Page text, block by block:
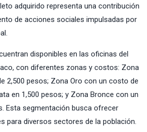
adquirido representa una contribución
de acciones sociales impulsadas por
disponibles en las oficinas del
con diferentes zonas y costos: Zona
2,500 pesos; Zona Oro con un costo de
en 1,500 pesos; y Zona Bronce con un
Esta segmentación busca ofrecer
para diversos sectores de la población.